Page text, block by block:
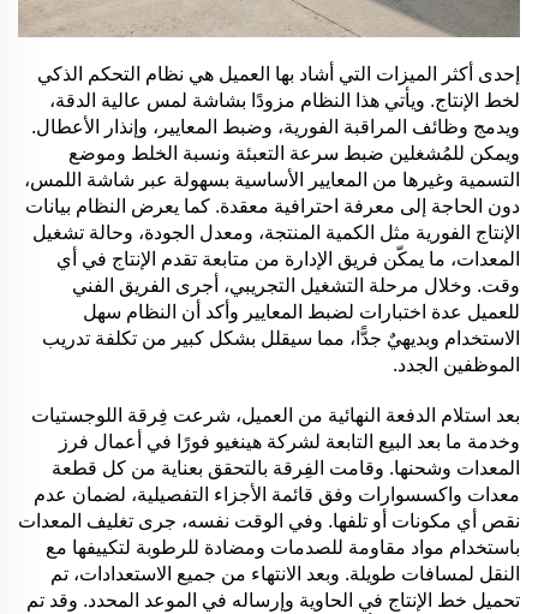
إحدى أكثر الميزات التي أشاد بها العميل هي نظام التحكم الذكي
لخط الإنتاج. ويأتي هذا النظام مزودًا بشاشة لمس عالية الدقة،
ويدمج وظائف المراقبة الفورية، وضبط المعايير، وإنذار الأعطال.
ويمكن للمُشغلين ضبط سرعة التعبئة ونسبة الخلط وموضع
التسمية وغيرها من المعايير الأساسية بسهولة عبر شاشة اللمس،
دون الحاجة إلى معرفة احترافية معقدة. كما يعرض النظام بيانات
الإنتاج الفورية مثل الكمية المنتجة، ومعدل الجودة، وحالة تشغيل
المعدات، ما يمكّن فريق الإدارة من متابعة تقدم الإنتاج في أي
وقت. وخلال مرحلة التشغيل التجريبي، أجرى الفريق الفني
للعميل عدة اختبارات لضبط المعايير وأكد أن النظام سهل
الاستخدام وبديهيٌ جدًّا، مما سيقلل بشكل كبير من تكلفة تدريب
الموظفين الجدد.
بعد استلام الدفعة النهائية من العميل، شرعت فِرقة اللوجستيات
وخدمة ما بعد البيع التابعة لشركة هينغيو فورًا في أعمال فرز
المعدات وشحنها. وقامت الفِرقة بالتحقق بعناية من كل قطعة
معدات واكسسوارات وفق قائمة الأجزاء التفصيلية، لضمان عدم
نقص أي مكونات أو تلفها. وفي الوقت نفسه، جرى تغليف المعدات
باستخدام مواد مقاومة للصدمات ومضادة للرطوبة لتكييفها مع
النقل لمسافات طويلة. وبعد الانتهاء من جميع الاستعدادات، تم
تحميل خط الإنتاج في الحاوية وإرساله في الموعد المحدد. وقد تم